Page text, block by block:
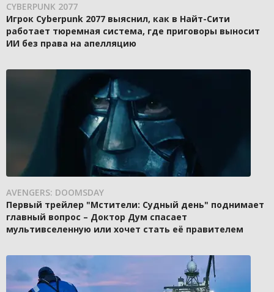
CYBERPUNK 2077
Игрок Cyberpunk 2077 выяснил, как в Найт-Сити
работает тюремная система, где приговоры выносит
ИИ без права на апелляцию
AVENGERS: DOOMSDAY
Первый трейлер "Мстители: Судный день" поднимает
главный вопрос – Доктор Дум спасает
мультивселенную или хочет стать её правителем